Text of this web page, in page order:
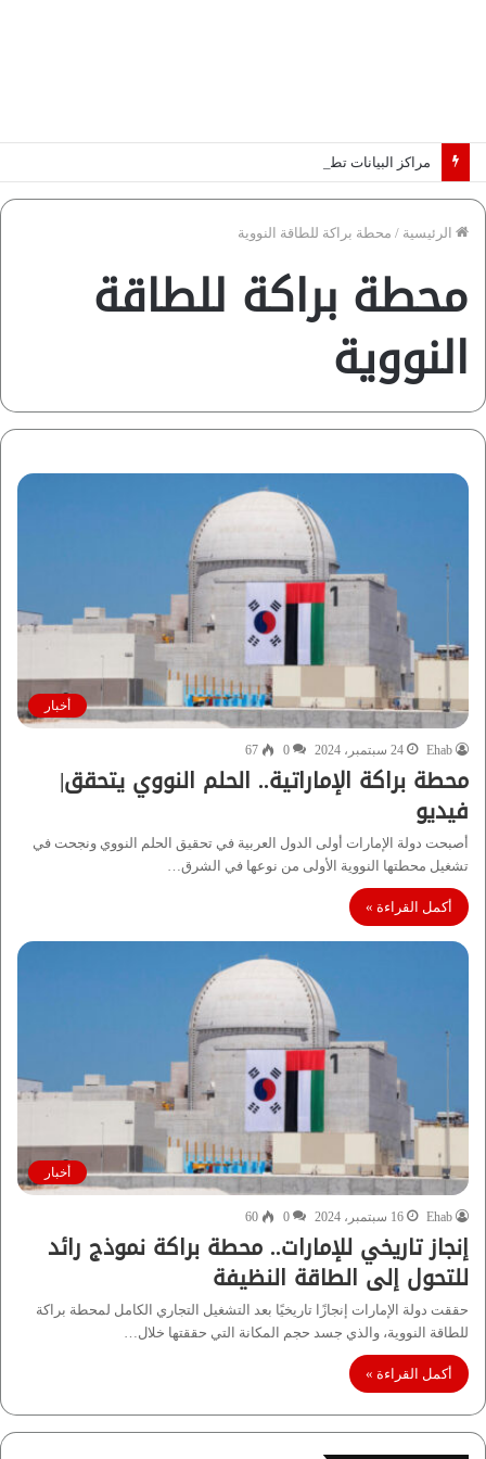
الرئيسية / محطة براكة للطاقة النووية
محطة براكة للطاقة
النووية
أخبار
Ehab 24 سبتمبر، 2024 0
67
محطة براكة الإماراتية.. الحلم النووي يتحقق|
فيديو
أصبحت دولة الإمارات أولى الدول العربية في تحقيق الحلم النووي ونجحت في
تشغيل محطتها النووية الأولى من نوعها في الشرق…
أكمل القراءة »
أخبار
Ehab 16 سبتمبر، 2024 0
60
إنجاز تاريخي للإمارات.. محطة براكة نموذج رائد
للتحول إلى الطاقة النظيفة
حققت دولة الإمارات إنجازًا تاريخيًا بعد التشغيل التجاري الكامل لمحطة براكة
للطاقة النووية، والذي جسد حجم المكانة التي حققتها خلال…
أكمل القراءة »